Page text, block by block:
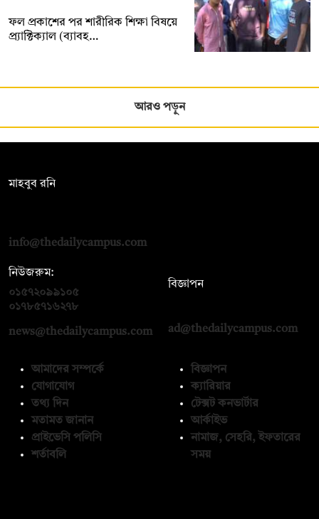
ফল প্রকাশের পর শারীরিক শিক্ষা বিষয়ে
প্র্যাক্টিক্যাল (ব্যাবহ…
আরও পড়ুন
মাহবুব রনি
info@thedailycampus.com
নিউজরুম:
০১৫৭২০৯৯১০৫
০১৭৮৫৭১৬২৭৮
news@thedailycampus.com
বিজ্ঞাপন
ad@thedailycampus.com
আমাদের সম্পর্কে
যোগাযোগ
তথ্য দিন
মতামত জানান
প্রাইভেসি পলিসি
শর্তাবলি
বিজ্ঞাপন
ক্যারিয়ার
টেক্সট কনভার্টার
আর্কাইভ
নামাজ, সেহরি, ইফতারের
সময়